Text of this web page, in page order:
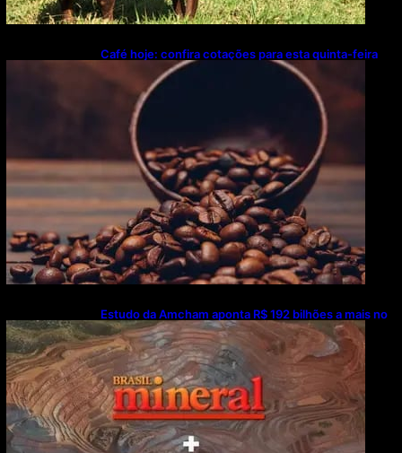
Café hoje: confira cotações para esta quinta-feira
Estudo da Amcham aponta R$ 192 bilhões a mais no
PIB